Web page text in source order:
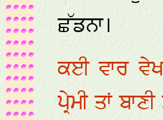
ਛੱਡਨਾ।
ਕਈ ਵਾਰ
ਪ੍ਰੇਮੀ ਤਾਂ